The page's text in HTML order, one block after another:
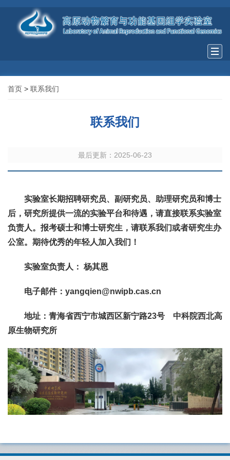
首页 > 联系我们
联系我们
最后更新：2025-06-23
实验室长期招聘研究员、副研究员、助理研究员和博士
后，研究所提供一流的实验平台和待遇，请直接联系实验室
负责人。报考硕士和博士研究生，请联系我们或者研究生办
公室。 期待优秀的年轻人加入我们！
实验室负责人： 杨其恩
电子邮件：yangqien@nwipb.cas.cn
地址：青海省西宁市城西区新宁路23号 中科院西北高
原生物研究所